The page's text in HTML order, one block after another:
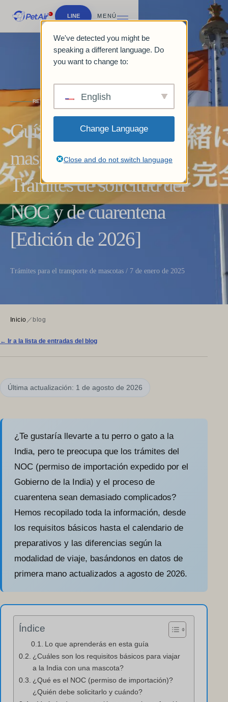
LINE MENÚ
REVISTA Y GUÍAS
Guía para el transporte de
mascotas a la India |
Trámites de solicitud del
NOC y de cuarentena
[Edición de 2026]
Trámites para el transporte de mascotas / 7 de enero de 2025
Inicio ／ blog
← Ir a la lista de entradas del blog
Última actualización: 1 de agosto de 2026
¿Te gustaría llevarte a tu perro o gato a la
India, pero te preocupa que los trámites del
NOC (permiso de importación expedido por el
Gobierno de la India) y el proceso de
cuarentena sean demasiado complicados?
Hemos recopilado toda la información, desde
los requisitos básicos hasta el calendario de
preparativos y las diferencias según la
modalidad de viaje, basándonos en datos de
primera mano actualizados a agosto de 2026.
Índice
Lo que aprenderás en esta guía
¿Cuáles son los requisitos básicos para viajar
a la India con una mascota?
¿Qué es el NOC (permiso de importación)?
¿Quién debe solicitarlo y cuándo?
We've detected you might be
speaking a different language. Do
you want to change to:
English
Change Language
Close and do not switch language